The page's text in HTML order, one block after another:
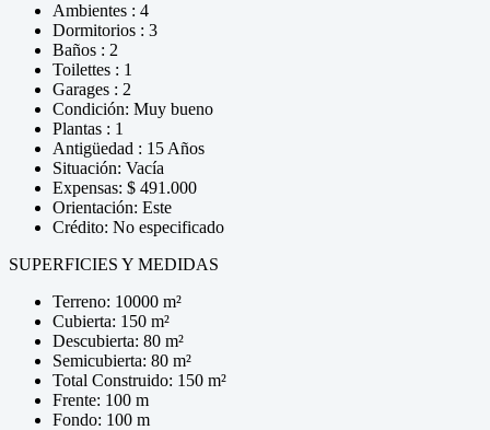
Ambientes : 4
Dormitorios : 3
Baños : 2
Toilettes : 1
Garages : 2
Condición: Muy bueno
Plantas : 1
Antigüedad : 15 Años
Situación: Vacía
Expensas: $ 491.000
Orientación: Este
Crédito: No especificado
SUPERFICIES Y MEDIDAS
Terreno: 10000 m²
Cubierta: 150 m²
Descubierta: 80 m²
Semicubierta: 80 m²
Total Construido: 150 m²
Frente: 100 m
Fondo: 100 m